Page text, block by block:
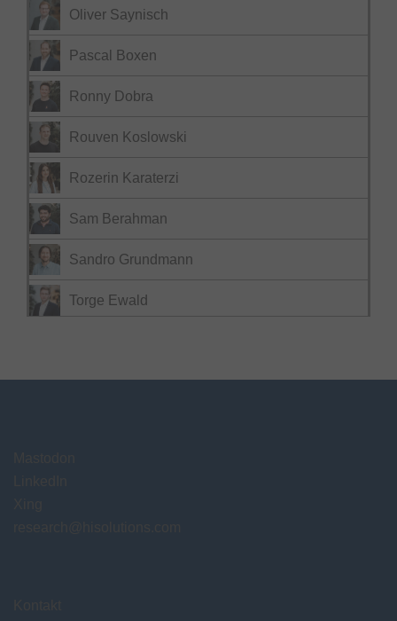
Oliver Saynisch
Pascal Boxen
Ronny Dobra
Rouven Koslowski
Rozerin Karaterzi
Sam Berahman
Sandro Grundmann
Torge Ewald